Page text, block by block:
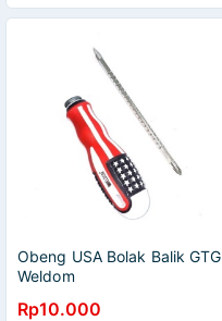
Obeng USA Bolak Balik GTG
Weldom
Rp10.000